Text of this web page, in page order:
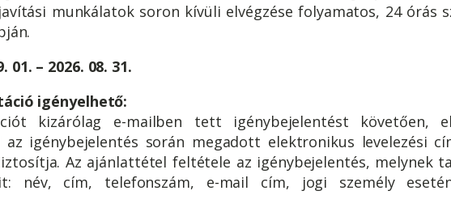
munkálatok soron kívüli elvégzése folyamatos, 24 órás
– 2026. 08. 31.
igényelhető:
kizárólag e-mailben tett igénybejelentést követően,
igénybejelentés során megadott elektronikus levelezési
Az ajánlattétel feltétele az igénybejelentés, melynek
név, cím, telefonszám, e-mail cím, jogi személy